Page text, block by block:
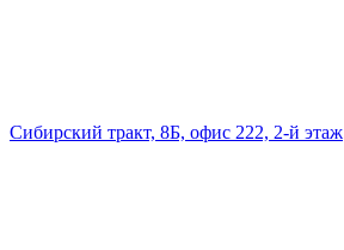
Сибирский тракт, 8Б, офис 222, 2-й этаж